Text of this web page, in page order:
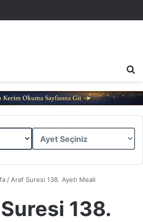
/ Araf Suresi 138. Ayeti Meali
138.